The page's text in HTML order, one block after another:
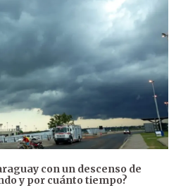
con un descenso de
y por cuánto tiempo?